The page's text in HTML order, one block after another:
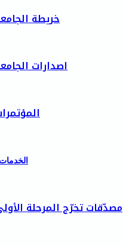
خريطة
اصدارات
مصدّقات تخرّج المرحلة